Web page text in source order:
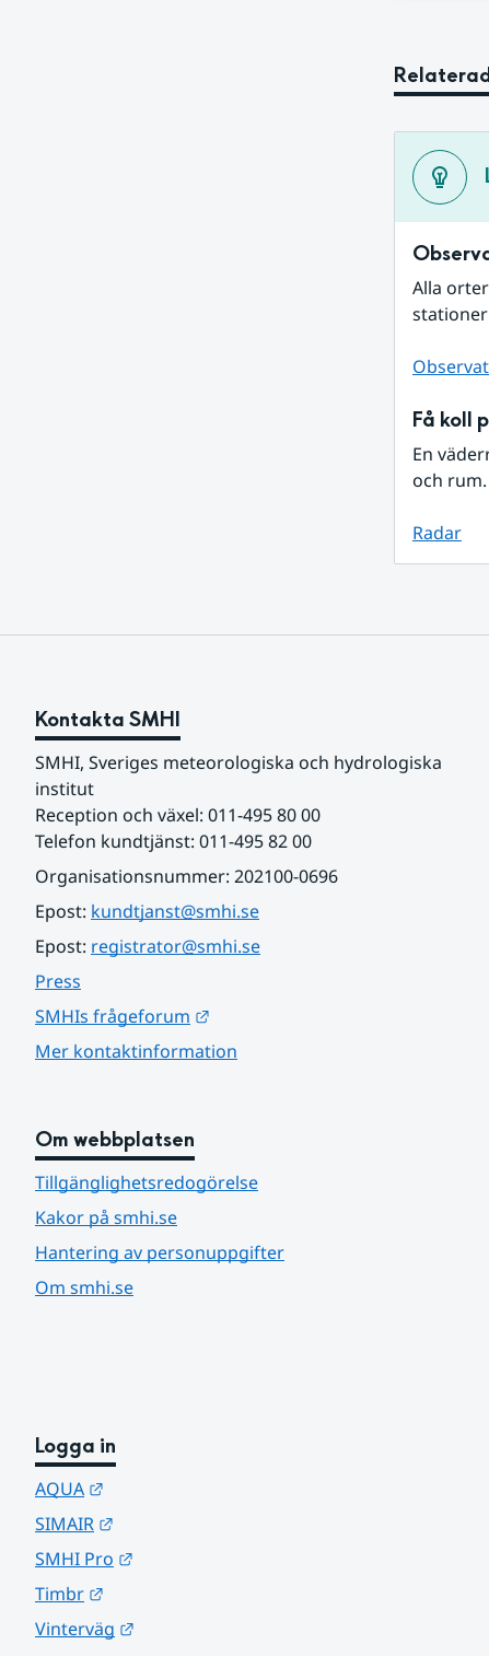
Alla
Få koll
En
och
Radar
Kontakta SMHI
SMHI, Sveriges meteorologiska och hydrologiska
institut
Reception och växel: 011-495 80 00
Telefon kundtjänst: 011-495 82 00
Organisationsnummer: 202100-0696
Epost: kundtjanst@smhi.se
Epost: registrator@smhi.se
Press
SMHIs frågeforum
Mer kontaktinformation
Om webbplatsen
Tillgänglighetsredogörelse
Kakor på smhi.se
Hantering av personuppgifter
Om smhi.se
Logga in
AQUA
SIMAIR
SMHI Pro
Timbr
Vinterväg